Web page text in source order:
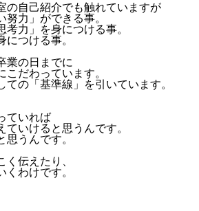
の自己紹介でも触れていますが
努力」ができる事。
考力」を身につける事。
につける事。
業の日までに
だわっています。
ての「基準線」を引いています。
ていれば
いけると思うんです。
うんです。
く伝えたり、
わけです。